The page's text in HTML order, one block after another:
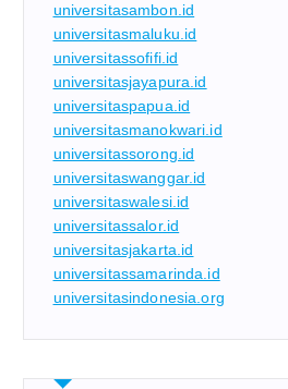
universitasambon.id
universitasmaluku.id
universitassofifi.id
universitasjayapura.id
universitaspapua.id
universitasmanokwari.id
universitassorong.id
universitaswanggar.id
universitaswalesi.id
universitassalor.id
universitasjakarta.id
universitassamarinda.id
universitasindonesia.org